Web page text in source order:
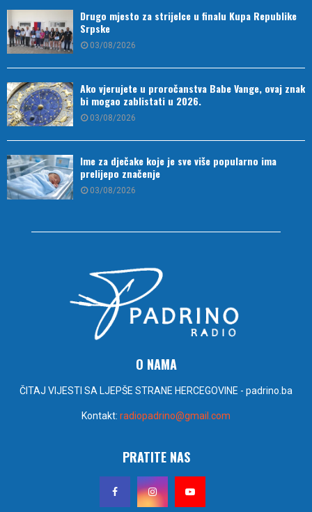
Drugo mjesto za strijelce u finalu Kupa Republike
Srpske
03/08/2026
Ako vjerujete u proročanstva Babe Vange, ovaj znak
bi mogao zablistati u 2026.
03/08/2026
Ime za dječake koje je sve više popularno ima
prelijepo značenje
03/08/2026
O NAMA
ČITAJ VIJESTI SA LJEPŠE STRANE HERCEGOVINE - padrino.ba
Kontakt: radiopadrino@gmail.com
PRATITE NAS